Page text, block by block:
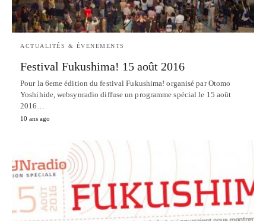
ACTUALITÉS & ÉVENEMENTS
Festival Fukushima! 15 août 2016
Pour la 6eme édition du festival Fukushima! organisé par Otomo
Yoshihide, websynradio diffuse un programme spécial le 15 août
2016…
10 ans ago